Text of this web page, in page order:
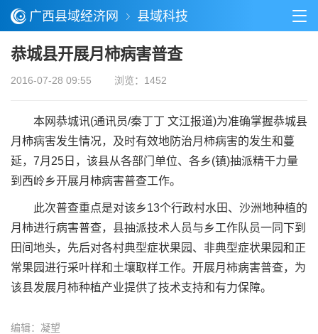
广西县域经济网 县域科技
恭城县开展月柿病害普查
2016-07-28 09:55 浏览：1452
本网恭城讯(通讯员/秦丁丁 文江报道)为准确掌握恭城县
月柿病害发生情况，及时有效地防治月柿病害的发生和蔓
延，7月25日，该县从各部门单位、各乡(镇)抽派精干力量
到西岭乡开展月柿病害普查工作。
此次普查重点是对该乡13个行政村水田、沙洲地种植的
月柿进行病害普查，县抽派技术人员与乡工作队员一同下到
田间地头，先后对各村典型症状果园、非典型症状果园和正
常果园进行采叶样和土壤取样工作。开展月柿病害普查，为
该县发展月柿种植产业提供了技术支持和有力保障。
编辑：凝望